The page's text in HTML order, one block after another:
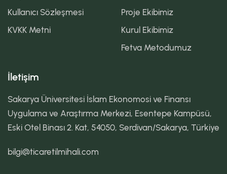
Kullanıcı Sözleşmesi
KVKK Metni
Proje Ekibimiz
Kurul Ekibimiz
Fetva Metodumuz
İletişim
Sakarya Üniversitesi İslam Ekonomosi ve Finansı
Uygulama ve Araştırma Merkezi, Esentepe Kampüsü,
Eski Otel Binası 2. Kat, 54050, Serdivan/Sakarya, Türkiye
bilgi@ticaretilmihali.com